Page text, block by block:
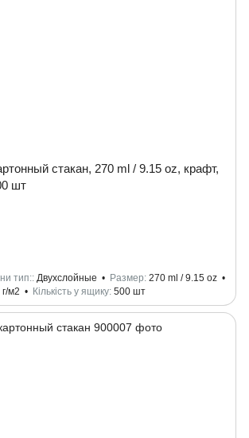
стакан, 270 ml / 9.15 oz, крафт,
шт
тип: Двухслойные Размер 270 ml / 9.15 oz
м2 Кількість у ящику 500 шт